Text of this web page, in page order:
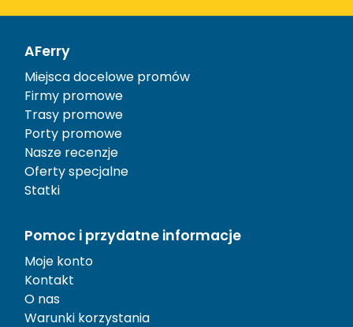
AFerry
Miejsca docelowe promów
Firmy promowe
Trasy promowe
Porty promowe
Nasze recenzje
Oferty specjalne
Statki
Pomoc i przydatne informacje
Moje konto
Kontakt
O nas
Warunki korzystania